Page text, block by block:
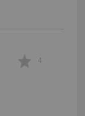
4